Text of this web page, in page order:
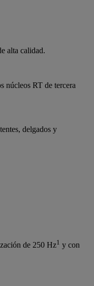
alta calidad.
núcleos RT de tercera
delgados y
de 250 Hz1 y con